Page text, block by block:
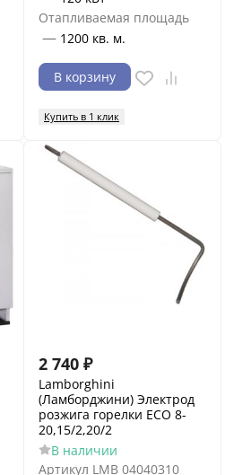
Отапливаемая площадь
— 1200 кв. м.
В корзину
Купить в 1 клик
2 740 ₽
Lamborghini
(Ламборджини) Электрод
розжига горелки ECO 8-
20,15/2,20/2
В наличии
Артикул LMB 04040310